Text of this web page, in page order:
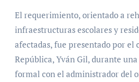
El requerimiento, orientado a
infraestructuras escolares y
afectadas, fue presentado por el
República, Yván Gil, durante
formal con el administrador del